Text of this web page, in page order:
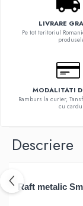
LIVRARE
Pe tot teritoriul
MODALITATI
Ramburs la curier,
cu cardul
Descriere
Raft metalic